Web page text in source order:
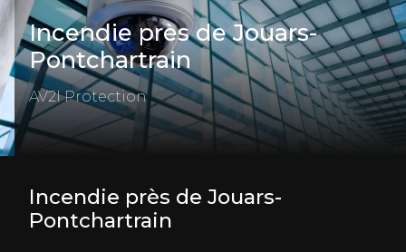
Incendie près de Jouars-
Pontchartrain
AV2I Protection
Incendie près de Jouars-
Pontchartrain